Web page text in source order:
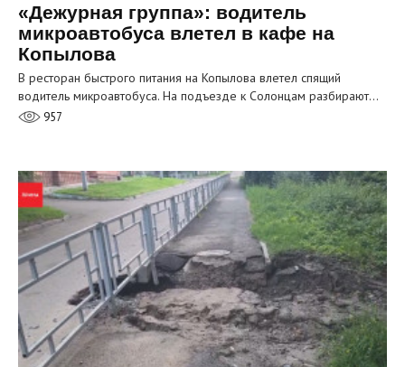
«Дежурная группа»: водитель
микроавтобуса влетел в кафе на
Копылова
В ресторан быстрого питания на Копылова влетел спящий
водитель микроавтобуса. На подъезде к Солонцам разбирают…
957